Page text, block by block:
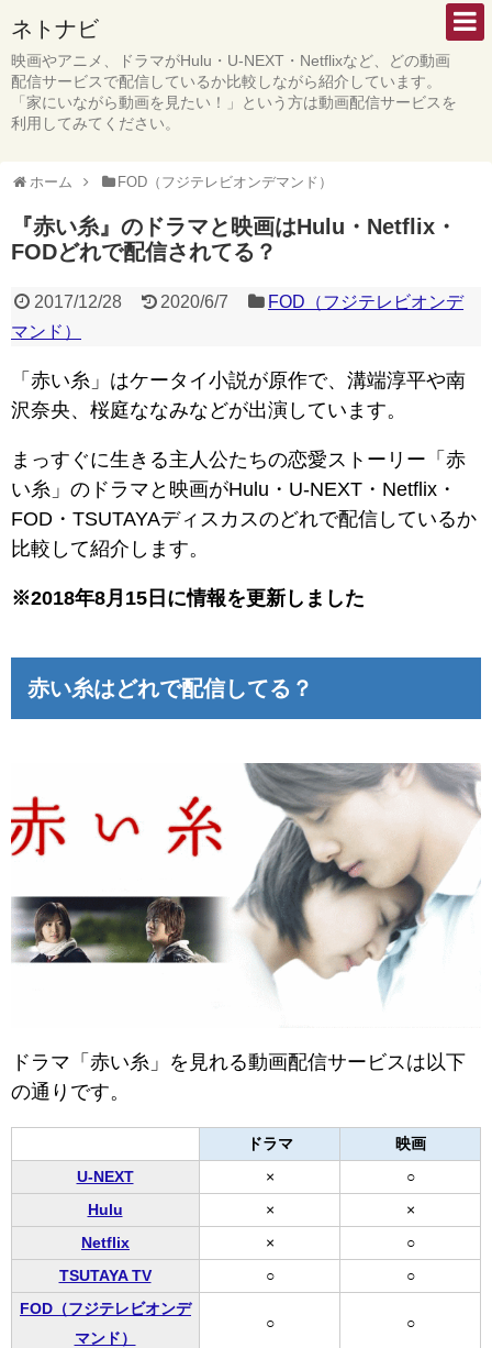
ネトナビ
映画やアニメ、ドラマがHulu・U-NEXT・Netflixなど、どの動画
配信サービスで配信しているか比較しながら紹介しています。
「家にいながら動画を見たい！」という方は動画配信サービスを
利用してみてください。
ホーム FOD（フジテレビオンデマンド）
『赤い糸』のドラマと映画はHulu・Netflix・
FODどれで配信されてる？
2017/12/28 2020/6/7
FOD（フジテレビオンデ
マンド）
「赤い糸」はケータイ小説が原作で、溝端淳平や南
沢奈央、桜庭ななみなどが出演しています。
まっすぐに生きる主人公たちの恋愛ストーリー「赤
い糸」のドラマと映画がHulu・U-NEXT・Netflix・
FOD・TSUTAYAディスカスのどれで配信しているか
比較して紹介します。
※2018年8月15日に情報を更新しました
赤い糸はどれで配信してる？
ドラマ「赤い糸」を見れる動画配信サービスは以下
の通りです。
ドラマ
映画
U-NEXT
×
○
Hulu
×
×
Netflix
×
○
TSUTAYA TV
○
○
FOD（フジテレビオンデ
マンド）
○ ○